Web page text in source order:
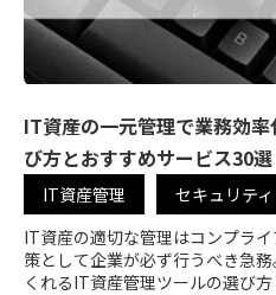
IT資産の一元管理で業務効
び方とおすすめサービス30選
IT資産管理 セキュリティ
IT資産の適切な管理はコンプラ
策として企業が必ず行うべき急
くれるIT資産管理ツールの選び